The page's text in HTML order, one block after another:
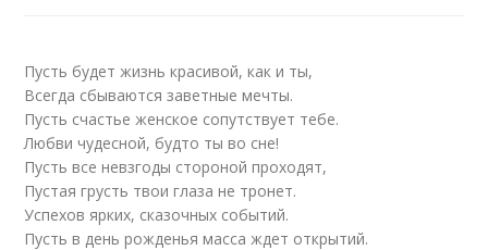
Пусть будет жизнь красивой, как и ты,
Всегда сбываются заветные мечты.
Пусть счастье женское сопутствует тебе.
Любви чудесной, будто ты во сне!
Пусть все невзгоды стороной проходят,
Пустая грусть твои глаза не тронет.
Успехов ярких, сказочных событий.
Пусть в день рожденья масса ждет открытий.